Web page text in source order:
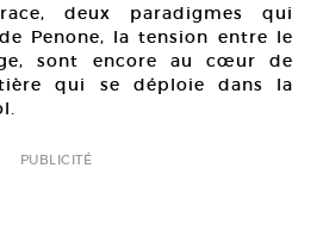
deux paradigmes qui
Penone, la tension entre le
sont encore au cœur de
qui se déploie dans la
PUBLICITÉ